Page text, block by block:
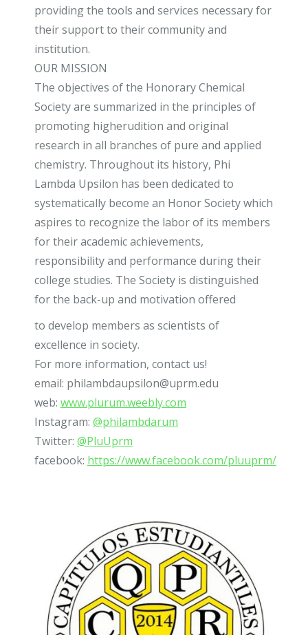
providing the tools and services necessary for
their support to their community and
institution.
OUR MISSION
The objectives of the Honorary Chemical
Society are summarized in the principles of
promoting higherudition and original
research in all branches of pure and applied
chemistry. Throughout its history, Phi
Lambda Upsilon has been dedicated to
systematically become an Honor Society which
aspires to recognize the labor of its members
for their academic achievements,
responsibility and performance during their
college studies. The Society is distinguished
for the back-up and motivation offered
to develop members as scientists of
excellence in society.
For more information, contact us!
email: philambdaupsilon@uprm.edu
web: www.plurum.weebly.com
Instagram: @philambdarum
Twitter: @PluUprm
facebook: https://www.facebook.com/pluuprm/